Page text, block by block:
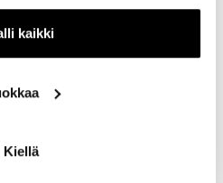
kaikki
Kiellä